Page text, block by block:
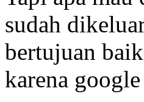
sudah
bertujuan
karena